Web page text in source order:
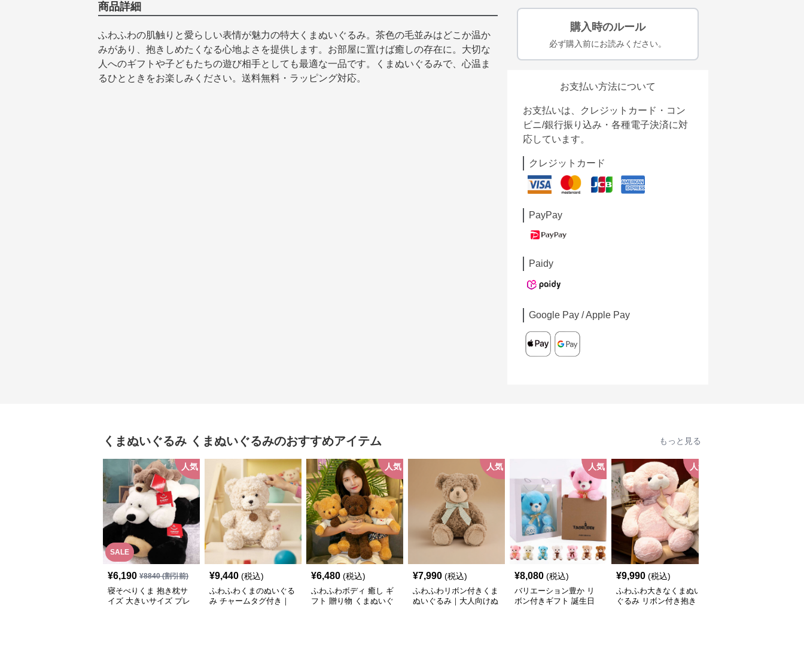
商品詳細
ふわふわの肌触りと愛らしい表情が魅力の特大くまぬいぐるみ。茶色の毛並みはどこか温か
みがあり、抱きしめたくなる心地よさを提供します。お部屋に置けば癒しの存在に。大切な
人へのギフトや子どもたちの遊び相手としても最適な一品です。くまぬいぐるみで、心温ま
るひとときをお楽しみください。送料無料・ラッピング対応。
購入時のルール
必ず購入前にお読みください。
お支払い方法について
お支払いは、クレジットカード・コン
ビニ/銀行振り込み・各種電子決済に対
応しています。
クレジットカード
PayPay
Paidy
Google Pay / Apple Pay
くまぬいぐるみ くまぬいぐるみのおすすめアイテム もっと見る
SALE
人気
¥6,190 ¥8840(割引前)
寝そべりくま 抱き枕サ
イズ 大きいサイズ プレ
¥9,440 (税込)
ふわふわくまのぬいぐる
み チャームタグ付き｜
人気
¥6,480 (税込)
ふわふわボディ 癒し ギ
フト 贈り物 くまぬいぐ
人気
¥7,990 (税込)
ふわふわリボン付きくま
ぬいぐるみ｜大人向けぬ
人気
¥8,080 (税込)
バリエーション豊か リ
ボン付きギフト 誕生日
人気
¥9,990 (税込)
ふわふわ大きなくまぬい
ぐるみ リボン付き抱き